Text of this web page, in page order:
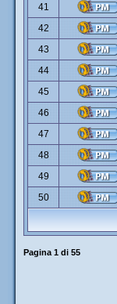
41
42
43
44
45
46
47
48
49
50
Pagina 1 di 55